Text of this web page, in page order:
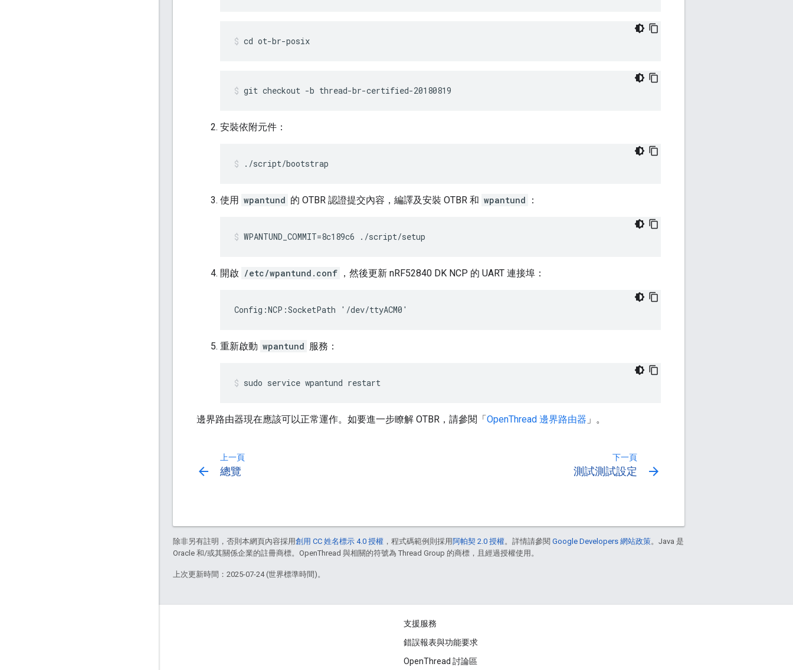
cd ot-br-posix
git checkout -b thread-br-certified-20180819
安裝依附元件：
./script/bootstrap
使用 wpantund 的 OTBR 認證提交內容，編譯及安裝 OTBR 和 wpantund ：
WPANTUND_COMMIT=8c189c6 ./script/setup
開啟 /etc/wpantund.conf ，然後更新 nRF52840 DK NCP 的 UART 連接埠：
Config:NCP:SocketPath '/dev/ttyACM0'
重新啟動 wpantund 服務：
sudo service wpantund restart
邊界路由器現在應該可以正常運作。如要進一步瞭解 OTBR，請參閱「OpenThread 邊界路由器 」。
上一頁
arrow_back 總覽
下一頁
測試測試設定 arrow_forward
除非另有註明，否則本網頁內容採用創用 CC 姓名標示 4.0 授權 ，程式碼範例則採用 阿帕契 2.0 授權。詳情請參閱 Google Developers 網站政策。Java 是
Oracle 和/或其關係企業的註冊商標。OpenThread 與相關的符號為 Thread Group 的商標，且經過授權使用。
上次更新時間：2025-07-24 (世界標準時間)。
支援服務
錯誤報表與功能要求
OpenThread 討論區